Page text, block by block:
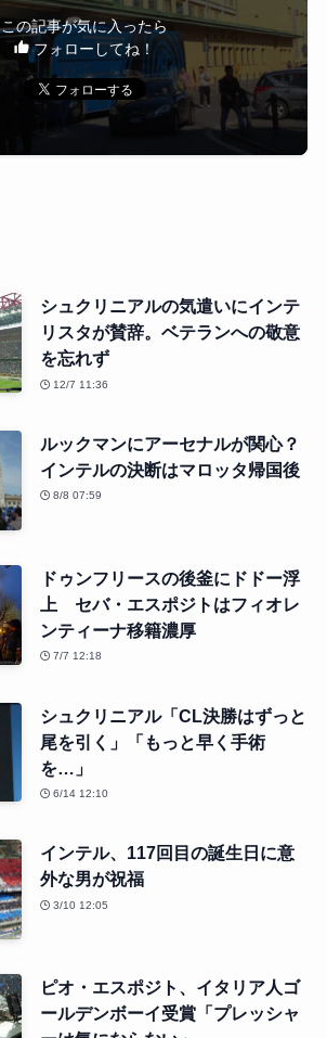
この記事が気に入ったら
フォローしてね！
シュクリニアルの気遣いにインテ
リスタが賛辞。ベテランへの敬意
を忘れず
12/7 11:36
ルックマンにアーセナルが関心？
インテルの決断はマロッタ帰国後
8/8 07:59
ドゥンフリースの後釜にドドー浮
上 セバ・エスポジトはフィオレ
ンティーナ移籍濃厚
7/7 12:18
シュクリニアル「CL決勝はずっと
尾を引く」「もっと早く手術
を…」
6/14 12:10
インテル、117回目の誕生日に意
外な男が祝福
3/10 12:05
ピオ・エスポジト、イタリア人ゴ
ールデンボーイ受賞「プレッシャ